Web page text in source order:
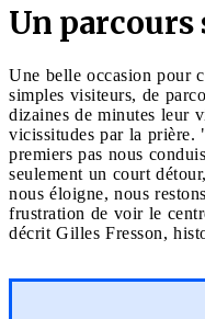
Un
Une belle occasion pour
simples visiteurs, de
dizaines de minutes leur
vicissitudes par la prière.
premiers pas nous
seulement un court
nous éloigne, nous
frustration de voir le
décrit Gilles Fresson,